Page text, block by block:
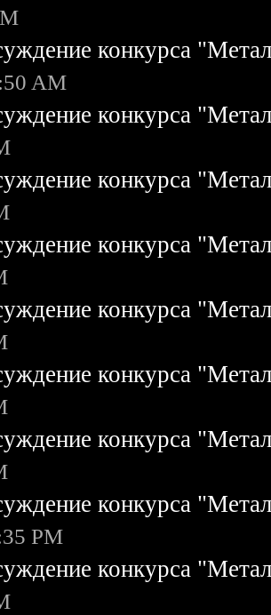
конкурса
AM
конкурса
конкурса
конкурса
конкурса
конкурса
конкурса
конкурса
PM
конкурса